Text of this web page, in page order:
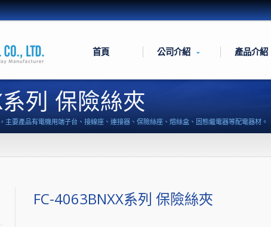
首頁 公司介紹 產品介紹
列 保險絲夾
要產品有電機用端子台、接線座、連接器、保險絲座、熔絲盒、固態繼電器等配電器材。
FC-4063BNXX系列 保險絲夾